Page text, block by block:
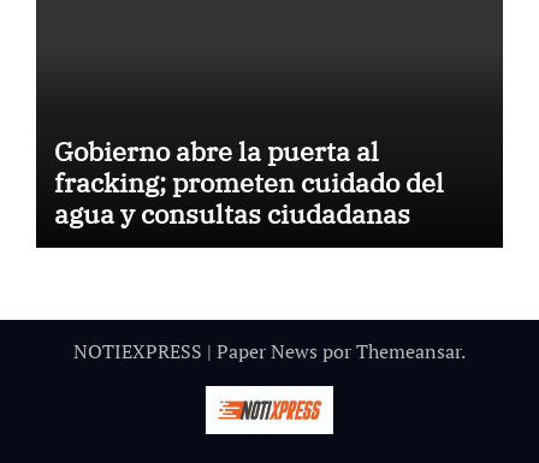
Gobierno abre la puerta al
fracking; prometen cuidado del
agua y consultas ciudadanas
NOTIEXPRESS | Paper News porThemeansar.